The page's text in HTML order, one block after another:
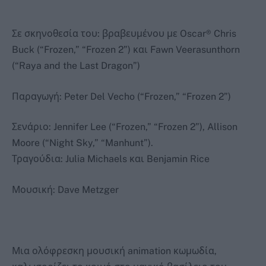
Σε σκηνοθεσία του: βραβευμένου με Oscar® Chris
Buck (“Frozen,” “Frozen 2”) και Fawn Veerasunthorn
(“Raya and the Last Dragon”)
Παραγωγή: Peter Del Vecho (“Frozen,” “Frozen 2”)
Σενάριο: Jennifer Lee (“Frozen,” “Frozen 2”), Allison
Moore (“Night Sky,” “Manhunt”).
Τραγούδια: Julia Michaels και Benjamin Rice
Μουσική: Dave Metzger
Μια ολόφρεσκη μουσική animation κωμωδία,